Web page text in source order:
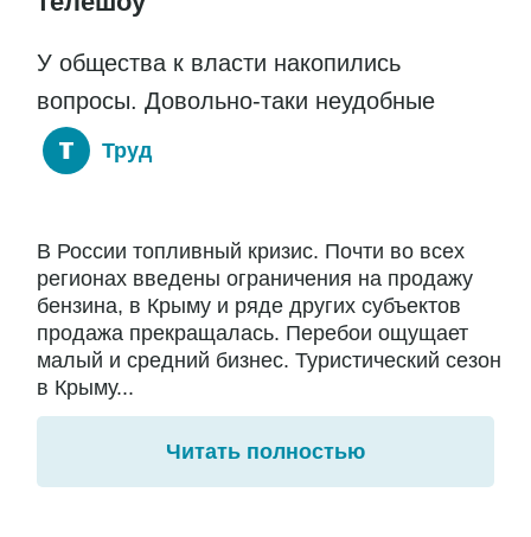
У общества к власти накопились
вопросы. Довольно-таки неудобные
Труд
В России топливный кризис. Почти во всех
регионах введены ограничения на продажу
бензина, в Крыму и ряде других субъектов
продажа прекращалась. Перебои ощущает
малый и средний бизнес. Туристический сезон
в Крыму...
Читать полностью